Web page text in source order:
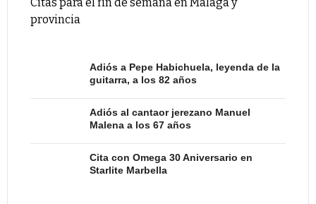
provincia
Adiós a Pepe Habichuela, leyenda de la
guitarra, a los 82 años
Adiós al cantaor jerezano Manuel
Malena a los 67 años
Cita con Omega 30 Aniversario en
Starlite Marbella